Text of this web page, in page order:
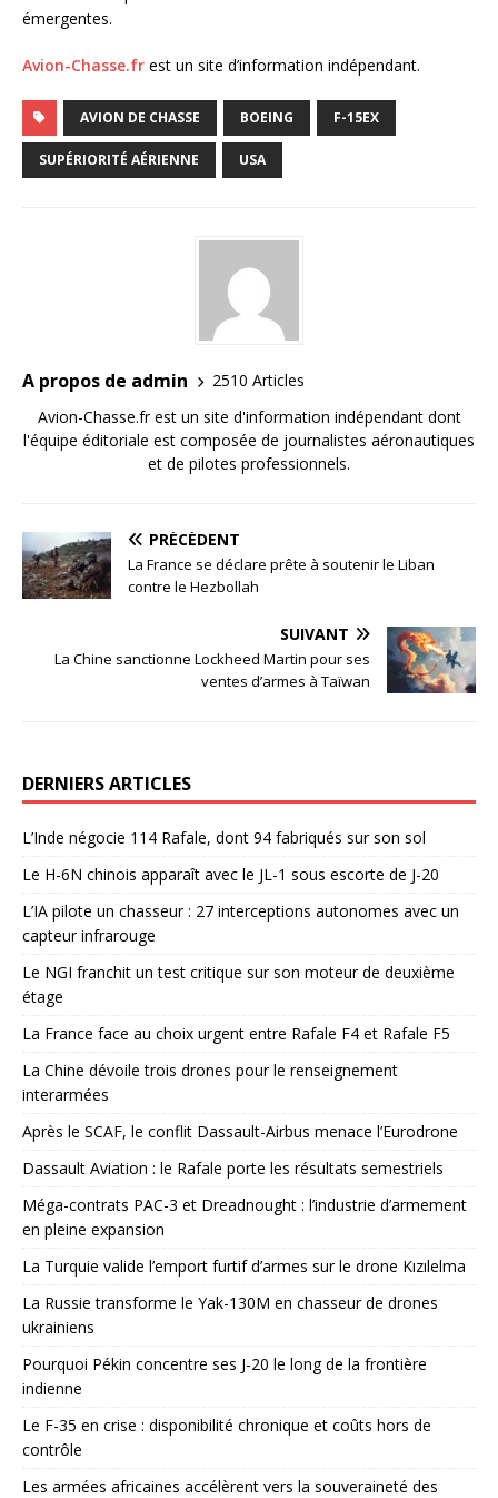
émergentes.
Avion-Chasse.fr est un site d’information indépendant.
AVION DE CHASSE BOEING F-15EX
SUPÉRIORITÉ AÉRIENNE USA
A propos de admin
2510 Articles
Avion-Chasse.fr est un site d'information indépendant dont
l'équipe éditoriale est composée de journalistes aéronautiques
et de pilotes professionnels.
PRÉCÉDENT
La France se déclare prête à soutenir le Liban
contre le Hezbollah
SUIVANT
La Chine sanctionne Lockheed Martin pour ses
ventes d’armes à Taïwan
DERNIERS ARTICLES
L’Inde négocie 114 Rafale, dont 94 fabriqués sur son sol
Le H-6N chinois apparaît avec le JL-1 sous escorte de J-20
L’IA pilote un chasseur : 27 interceptions autonomes avec un
capteur infrarouge
Le NGI franchit un test critique sur son moteur de deuxième
étage
La France face au choix urgent entre Rafale F4 et Rafale F5
La Chine dévoile trois drones pour le renseignement
interarmées
Après le SCAF, le conflit Dassault-Airbus menace l’Eurodrone
Dassault Aviation : le Rafale porte les résultats semestriels
Méga-contrats PAC-3 et Dreadnought : l’industrie d’armement
en pleine expansion
La Turquie valide l’emport furtif d’armes sur le drone Kızılelma
La Russie transforme le Yak-130M en chasseur de drones
ukrainiens
Pourquoi Pékin concentre ses J-20 le long de la frontière
indienne
Le F-35 en crise : disponibilité chronique et coûts hors de
contrôle
Les armées africaines accélèrent vers la souveraineté des